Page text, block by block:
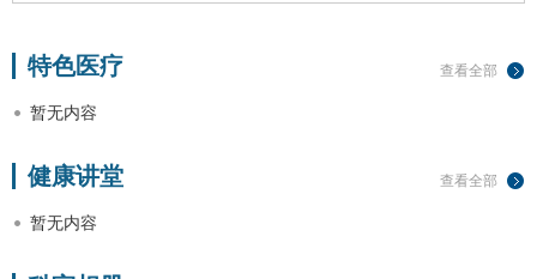
查看全部
特色医疗
暂无内容
查看全部
健康讲堂
暂无内容